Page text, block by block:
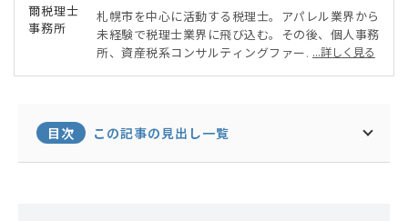
札幌市を中心に活動する税理士。アパレル業界から
未経験で税理士業界に飛び込む。その後、個人事務
所、資産税系コンサルティングファームで経験を積
援、相続業務を得意としている。
...詳しく見る
目次 この記事の見出し一覧